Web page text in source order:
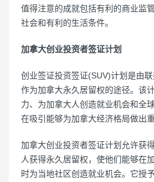
值得注意的成就包括有利的商业监
社会和有利的生活条件。
加拿大创业投资者签证计划
创业签证投资签证(SUV)计划是由联
作为加拿大永久居留权的途径。该
力、为加拿大人创造就业机会和全
在吸引能够为加拿大经济格局做出
加拿大创业投资者签证计划允许获
人获得永久居留权，使他们能够在
时为当地社区创造就业机会。它授